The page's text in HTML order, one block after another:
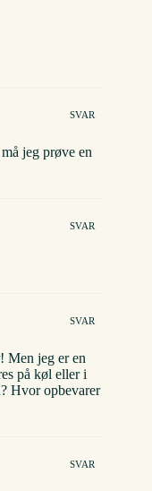
SVAR
jeg prøve en
SVAR
SVAR
Men jeg er en
på køl eller i
Hvor opbevarer
SVAR